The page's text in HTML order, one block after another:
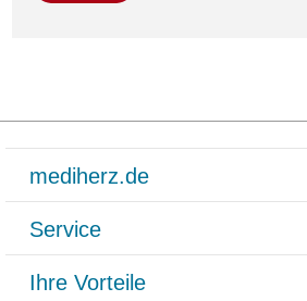
mediherz.de
Glossar
Häufig gestellte Fragen
Service
Rücksendemöglichkeit
Ihre Vorteile